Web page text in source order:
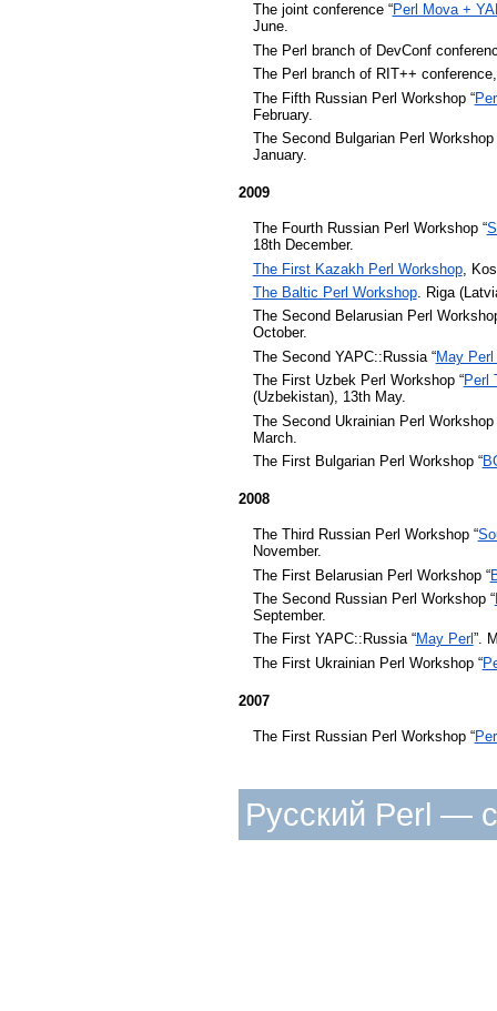
The joint conference “Perl Mova +
June.
The Perl branch of DevConf
The Perl branch of RIT++
The Fifth Russian Perl Workshop “
February.
The Second Bulgarian Perl Workshop
January.
2009
The Fourth Russian Perl Workshop “
18th December.
The First Kazakh Perl Workshop,
The Baltic Perl Workshop. Riga
The Second Belarusian Perl
October.
The Second YAPC::Russia “May
The First Uzbek Perl Workshop “Perl
(Uzbekistan), 13th May.
The Second Ukrainian Perl Workshop
March.
The First Bulgarian Perl Workshop “
2008
The Third Russian Perl Workshop “
November.
The First Belarusian Perl Workshop “
The Second Russian Perl Workshop “
September.
The First YAPC::Russia “May Perl ”.
The First Ukrainian Perl Workshop “
2007
The First Russian Perl Workshop “
Русский Perl —